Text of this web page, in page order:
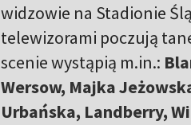
widzowie na Stadionie
telewizorami poczują
scenie wystąpią m.in.:
Wersow, Majka
Urbańska, Landberry,